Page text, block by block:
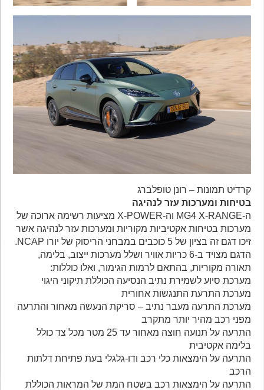
קרדיט תמונות – רונן טופלברג
בטיחות ומערכות עזר לנהיגה
ה-MG4 X-RANGE וה-X-POWER מציעות רשימה ארוכה של
מערכות בטיחות אקטיביות מקוריות ומערכות עזר לנהיגה אשר
זיכו דגם זה בציון של 5 כוכבים במבחני הריסוק של יורו NCAP.
הדגם מצויד ב-6 כריות אוויר ושלל מערכות ייצוב, בלימה,
תאורה מקוריות, בהתאם לרמות הגימור, ואלו כוללות:
מערכת סיוע לשמירת נתיב הנסיעה הכוללת תיקוני היגוי
מערכת התרעת התנגשות אחורית
מערכת התרעה מעבר נתיב – סריקת הנעשה מאחור והתרעה
מפני רכב מהיר יותר מתקרב
התרעה על תנועה חוצה מאחור עד 25 מטר מכל צד כולל
בלימה אקטיבית
התרעה על הימצאות כלי רכב ודו-גלגלי בעת פתיחת דלתות
הרכב
התרעה על הימצאות רכב בשטח המת של המראות הכוללת